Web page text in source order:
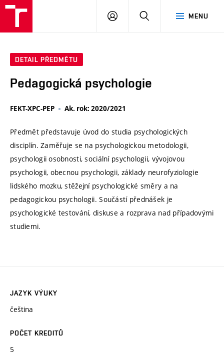
MENU
PŘIHLÁSIT
DETAIL PŘEDMĚTU
Pedagogická psychologie
FEKT-XPC-PEP Ak. rok: 2020/2021
Předmět představuje úvod do studia psychologických
disciplín. Zaměřuje se na psychologickou metodologii,
psychologii osobnosti, sociální psychologii, vývojovou
psychologii, obecnou psychologii, základy neurofyziologie
lidského mozku, stěžejní psychologické směry a na
pedagogickou psychologii. Součástí přednášek je
psychologické testování, diskuse a rozprava nad případovými
studiemi.
JAZYK VÝUKY
čeština
POČET KREDITŮ
5